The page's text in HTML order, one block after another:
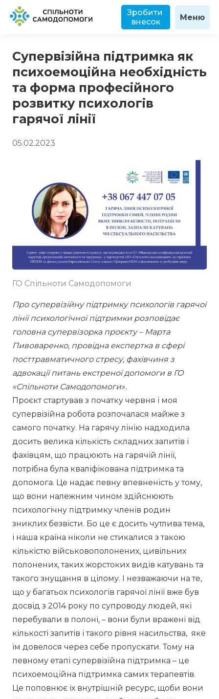
Зробити
внесок
Меню
Супервізійна підтримка як
психоемоційна необхідність
та форма професійного
розвитку психологів
гарячої лінії
05.02.2023
ГО Спільноти Самодопомоги
Про супервізійну підтримку психологів гарячої
лінії психологічної підтримки розповідає
головна супервізорка проєкту – Марта
Пивоваренко, провідна експертка в сфері
посттравматичного стресу, фахівчиня з
адвокації питань екстреної допомоги в ГО
«Спільноти Самодопомоги».
Проєкт стартував з початку червня і моя
супервізійна робота розпочалася майже з
самого початку. На гарячу лінію надходила
досить велика кількість складних запитів і
фахівцям, що працюють на гарячій лінії,
потрібна була кваліфікована підтримка та
допомога. Це надає певну впевненість у тому,
що вони належним чином здійснюють
психологічну підтримку членів родин
зниклих безвісти. Бо це є досить чутлива тема,
і наша країна ніколи не стикалися з такою
кількістю військовополонених, цивільних
полонених, таких жорстоких видів катувань та
такого знущання в цілому. І незважаючи на те,
що у багатьох психологів гарячої лінії вже був
досвід з 2014 року по супроводу людей, які
перебували в полоні, – вони були вражені від
кількості запитів і такого рівня насильства,  яке
їм довелося через себе пропускати. Тому на
певному етапі супервізійна підтримка – це
психоемоційна підтримка самих терапевтів.
Це поповнює їх внутрішній ресурс, щоби вони